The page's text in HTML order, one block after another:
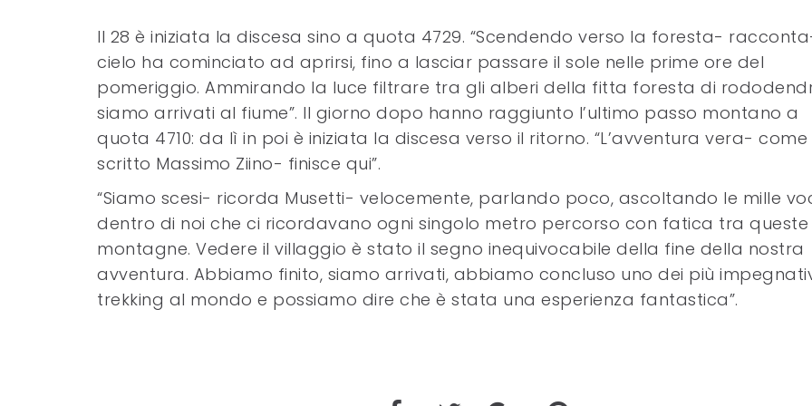
Il 28 è iniziata la discesa sino a quota 4729. “Scendendo verso la foresta-
cielo ha cominciato ad aprirsi, fino a lasciar passare il sole nelle prime ore del
pomeriggio. Ammirando la luce filtrare tra gli alberi della fitta foresta di
siamo arrivati al fiume”. Il giorno dopo hanno raggiunto l’ultimo passo montano a
quota 4710: da lì in poi è iniziata la discesa verso il ritorno. “L’avventura vera- come
scritto Massimo Ziino- finisce qui”.
“Siamo scesi- ricorda Musetti- velocemente, parlando poco, ascoltando le mille
dentro di noi che ci ricordavano ogni singolo metro percorso con fatica tra queste
montagne. Vedere il villaggio è stato il segno inequivocabile della fine della nostra
avventura. Abbiamo finito, siamo arrivati, abbiamo concluso uno dei più
trekking al mondo e possiamo dire che è stata una esperienza fantastica”.